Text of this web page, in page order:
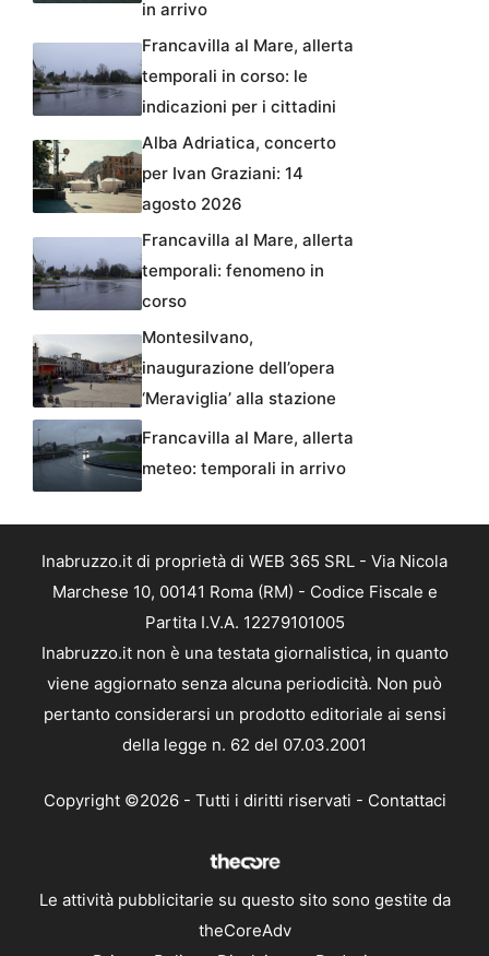
in arrivo
Francavilla al Mare, allerta
temporali in corso: le
indicazioni per i cittadini
Alba Adriatica, concerto
per Ivan Graziani: 14
agosto 2026
Francavilla al Mare, allerta
temporali: fenomeno in
corso
Montesilvano,
inaugurazione dell’opera
‘Meraviglia’ alla stazione
Francavilla al Mare, allerta
meteo: temporali in arrivo
Inabruzzo.it di proprietà di WEB 365 SRL - Via Nicola
Marchese 10, 00141 Roma (RM) - Codice Fiscale e
Partita I.V.A. 12279101005
Inabruzzo.it non è una testata giornalistica, in quanto
viene aggiornato senza alcuna periodicità. Non può
pertanto considerarsi un prodotto editoriale ai sensi
della legge n. 62 del 07.03.2001
Copyright ©2026 - Tutti i diritti riservati - Contattaci
Le attività pubblicitarie su questo sito sono gestite da
theCoreAdv